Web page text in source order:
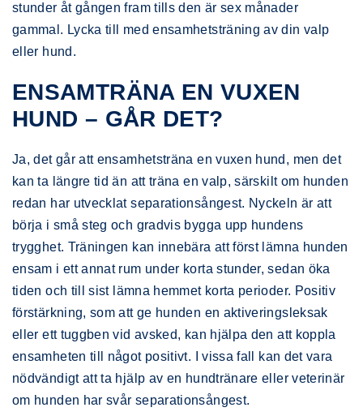
stunder åt gången fram tills den är sex månader
gammal. Lycka till med ensamhetsträning av din valp
eller hund.
ENSAMTRÄNA EN VUXEN
HUND – GÅR DET?
Ja, det går att ensamhetsträna en vuxen hund, men det
kan ta längre tid än att träna en valp, särskilt om hunden
redan har utvecklat separationsångest. Nyckeln är att
börja i små steg och gradvis bygga upp hundens
trygghet. Träningen kan innebära att först lämna hunden
ensam i ett annat rum under korta stunder, sedan öka
tiden och till sist lämna hemmet korta perioder. Positiv
förstärkning, som att ge hunden en aktiveringsleksak
eller ett tuggben vid avsked, kan hjälpa den att koppla
ensamheten till något positivt. I vissa fall kan det vara
nödvändigt att ta hjälp av en hundtränare eller veterinär
om hunden har svår separationsångest.